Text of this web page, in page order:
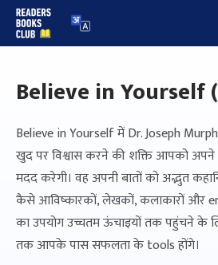
Skip
to
Believe in Yourself
Believe in Yourself में Dr. Joseph
खुद पर विश्वास करने की शक्ति आपको
मदद करेगी। वह अपनी बातों को अद्भुत
कैसे आविष्कारकों, लेखकों, कलाकारों और
का उपयोग उच्चतम ऊंचाइयों तक पहुंचने के
तक आपके पास सफलता के tools होंगे।